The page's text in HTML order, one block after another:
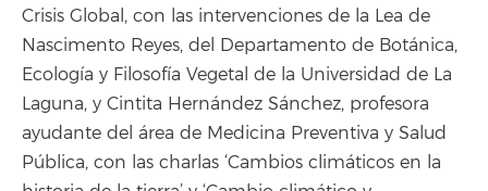
Crisis Global, con las intervenciones de la Lea de
Nascimento Reyes, del Departamento de Botánica,
Ecología y Filosofía Vegetal de la Universidad de La
Laguna, y Cintita Hernández Sánchez, profesora
ayudante del área de Medicina Preventiva y Salud
Pública, con las charlas ‘Cambios climáticos en la